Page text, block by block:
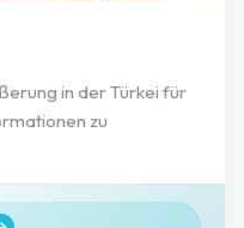
in der Türkei für
zu